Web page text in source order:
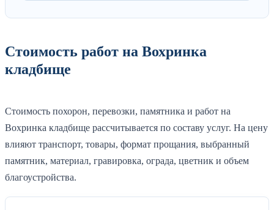
Стоимость работ на Вохринка
кладбище
Стоимость похорон, перевозки, памятника и работ на
Вохринка кладбище рассчитывается по составу услуг. На цену
влияют транспорт, товары, формат прощания, выбранный
памятник, материал, гравировка, ограда, цветник и объем
благоустройства.